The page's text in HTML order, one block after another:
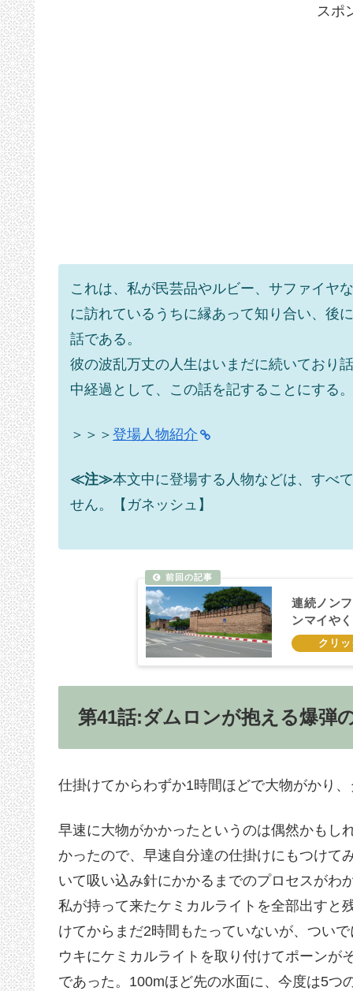
スポ
これは、私が民芸品やルビー、サファイヤ
に訪れているうちに縁あって知り合い、後
話である。
彼の波乱万丈の人生はいまだに続いており
中経過として、この話を記することにする
＞＞＞ 登場人物紹介
≪注≫本文中に登場する人物などは、すべ
せん。【ガネッシュ】
連続ノン
ンマイや
第41話:ダムロンが抱える爆弾
仕掛けてからわずか1時間ほどで大物がかり
早速に大物がかかったというのは偶然かもし
かったので、早速自分達の仕掛けにもつけて
いて吸い込み針にかかるまでのプロセスがわ
私が持って来たケミカルライトを全部出すと
けてからまだ2時間もたっていないが、つい
ウキにケミカルライトを取り付けてポーンが
であった。100mほど先の水面に、今度は5つ